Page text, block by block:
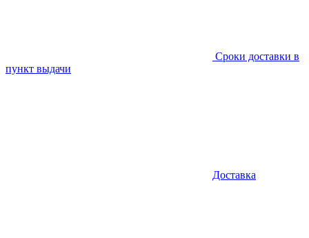
Сроки доставки в
пункт выдачи
Доставка